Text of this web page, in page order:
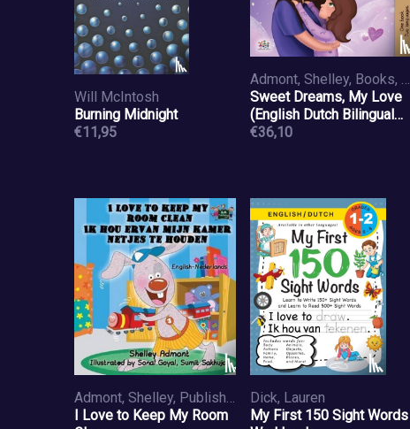
Will McIntosh
Burning Midnight
€11,95
Admont, Shelley, Books, Kidkiddos
Sweet Dreams, My Love
(English Dutch Bilingual
Book for Kids)
€36,10
Admont, Shelley, Publishing, S a
I Love to Keep My Room
Dick, Lauren
My First 150 Sight Words